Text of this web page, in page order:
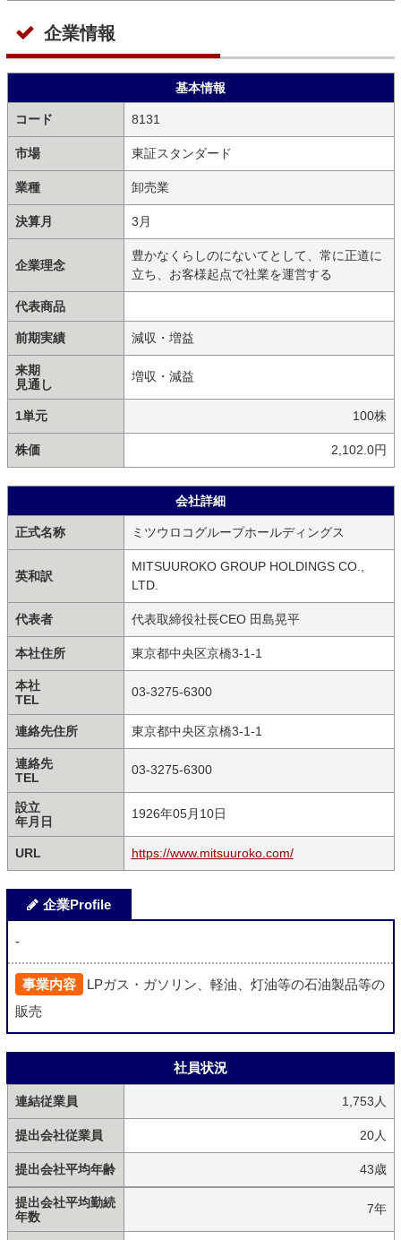
企業情報
基本情報
コード 8131
市場 東証スタンダード
業種 卸売業
決算月 3月
企業理念
豊かなくらしのにないてとして、常に正道に
立ち、お客様起点で社業を運営する
代表商品
前期実績 減収・増益
来期
見通し
増収・減益
1単元 100株
株価 2,102.0円
会社詳細
正式名称 ミツウロコグループホールディングス
英和訳
MITSUUROKO GROUP HOLDINGS CO.,
LTD.
代表者 代表取締役社長CEO 田島晃平
本社住所 東京都中央区京橋3-1-1
本社
TEL
03-3275-6300
連絡先住所 東京都中央区京橋3-1-1
連絡先
TEL
03-3275-6300
設立
年月日
1926年05月10日
URL https://www.mitsuuroko.com/
企業Profile
-
事業内容
LPガス・ガソリン、軽油、灯油等の石油製品等の
販売
社員状況
連結従業員 1,753人
提出会社従業員 20人
提出会社平均年齢 43歳
提出会社平均勤続
年数
7年